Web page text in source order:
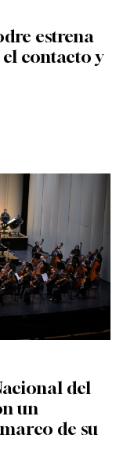
estrena
contacto y
del
un
de su